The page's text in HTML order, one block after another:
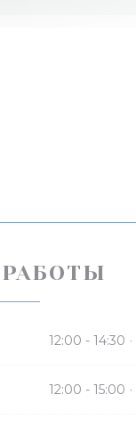
12:00 - 14:30 •
12:00 - 15:00 •